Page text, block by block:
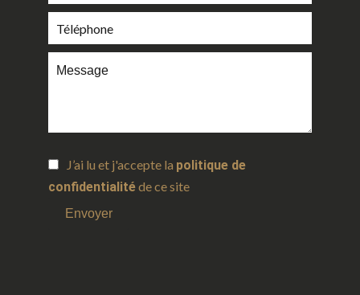
J’ai lu et j'accepte la politique de
confidentialitéde ce site
Envoyer